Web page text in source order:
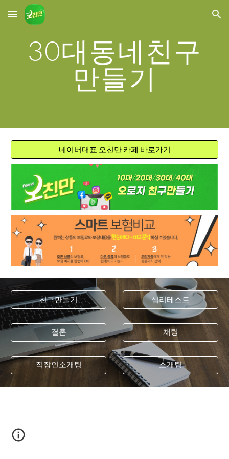
Skip to main content Skip to navigation
30대동네친구
만들기
네이버대표 오친만 카페 바로가기
친구만들기
결혼
직장인소개팅
심리테스트
채팅
소개팅